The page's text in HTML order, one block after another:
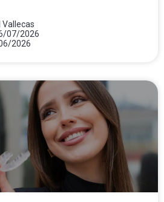
Vallecas
07/2026
2026